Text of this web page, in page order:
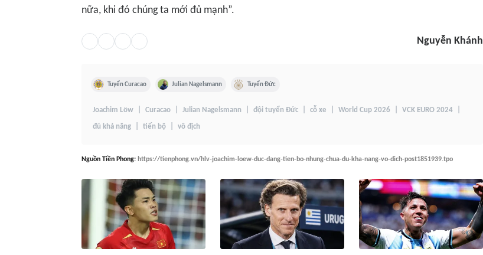
nữa, khi đó chúng ta mới đủ mạnh”.
Nguyễn Khánh
Tuyển Curacao Julian Nagelsmann Tuyển Đức
Joachim Löw Curacao Julian Nagelsmann đội tuyển Đức cỗ xe World Cup 2026 VCK EURO 2024
đủ khả năng tiến bộ vô địch
Nguồn Tiền Phong: https://tienphong.vn/hlv-joachim-loew-duc-dang-tien-bo-nhung-chua-du-kha-nang-vo-dich-post1851939.tpo